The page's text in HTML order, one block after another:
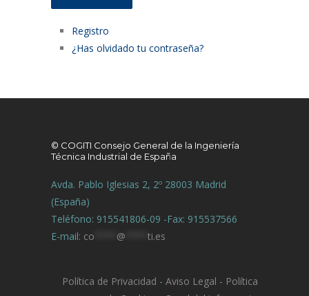
Registro
¿Has olvidado tu contraseña?
© COGITI Consejo General de la Ingeniería
Técnica Industrial de España
Avda. Pablo Iglesias 2, 2º 28003 Madrid
(España)
Teléfono: 915541806-09 -Fax: 915537566
E-mail: co @ ti.es
Política de Privacidad - Aviso Legal - Política